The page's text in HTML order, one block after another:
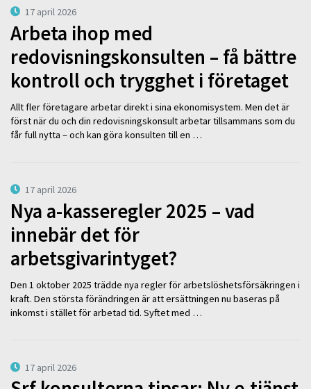
17 april 2026
Arbeta ihop med
redovisningskonsulten – få bättre
kontroll och trygghet i företaget
Allt fler företagare arbetar direkt i sina ekonomisystem. Men det är
först när du och din redovisningskonsult arbetar tillsammans som du
får full nytta – och kan göra konsulten till en …
17 april 2026
Nya a-kasseregler 2025 – vad
innebär det för
arbetsgivarintyget?
Den 1 oktober 2025 trädde nya regler för arbetslöshetsförsäkringen i
kraft. Den största förändringen är att ersättningen nu baseras på
inkomst i stället för arbetad tid. Syftet med …
17 april 2026